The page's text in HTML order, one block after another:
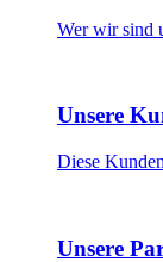
Wer wir sind
Unsere
Diese
Unsere